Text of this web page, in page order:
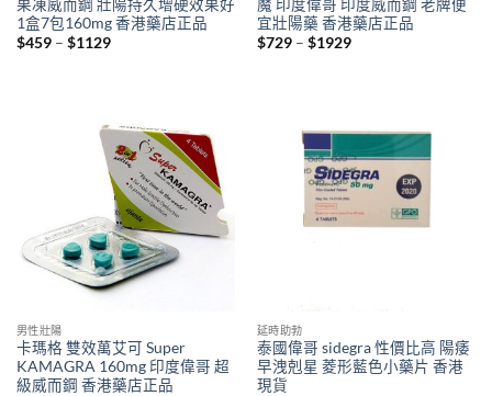
果凍威而鋼 壯陽持久增硬效果好
1盒7包160mg 香港藥店正品
$459 – $1129Price
魔 印度偉哥 印度威而鋼 老牌便
宜壯陽藥 香港藥店正品
$729 – $1929Price
男性壯陽
卡瑪格 雙效萬艾可 Super
KAMAGRA 160mg 印度偉哥 超
級威而鋼 香港藥店正品
延時助勃
泰國偉哥 sidegra 性價比高 陽痿
早洩剋星 菱形藍色小藥片 香港
現貨